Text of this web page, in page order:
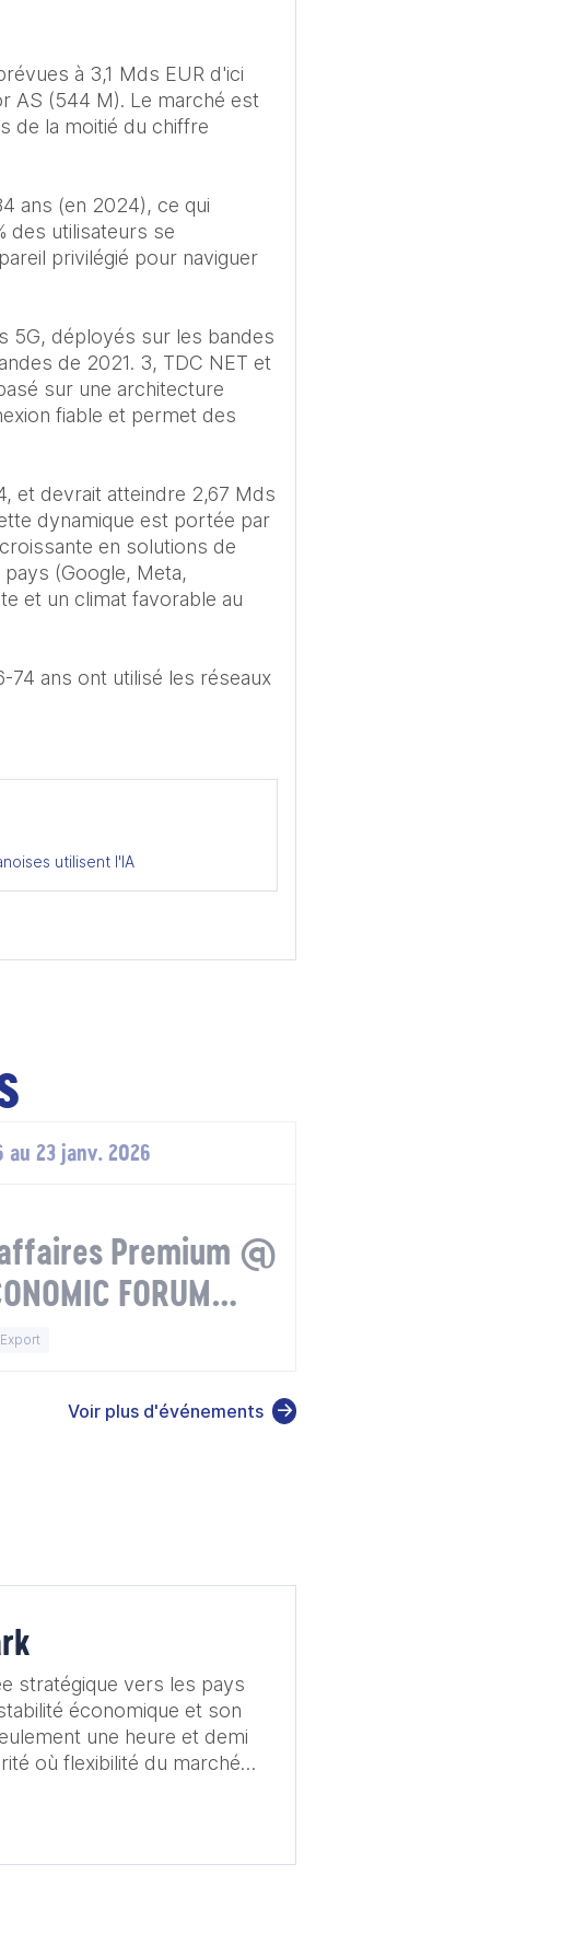
à 3,1 Mds EUR d'ici
AS (544 M). Le marché est
de la moitié du chiffre
ans (en 2024), ce qui
des utilisateurs se
privilégié pour naviguer
5G, déployés sur les bandes
de 2021. 3, TDC NET et
sur une architecture
fiable et permet des
et devrait atteindre 2,67 Mds
dynamique est portée par
en solutions de
(Google, Meta,
et un climat favorable au
74 ans ont utilisé les réseaux
utilisent l'IA
au 23 janv. 2026
Premium @
FORUM
- Suisse
Voir plus d'événements
stratégique vers les pays
économique et son
une heure et demi
où flexibilité du marché
de pionnier dans le